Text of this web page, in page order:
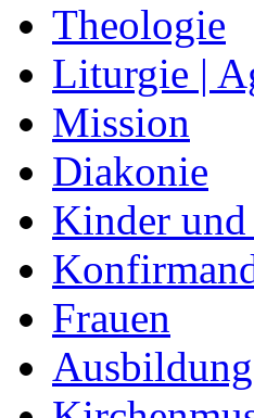
Theologie
Liturgie |
Mission
Diakonie
Kinder und
Frauen